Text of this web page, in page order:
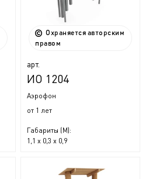
Охраняется авторским
правом
арт.
ИО 1204
Аэрофон
от 1 лет
Габариты (М):
1,1 x 0,3 x 0,9